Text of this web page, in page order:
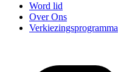
Word lid
Over Ons
Verkiezingsprogramma